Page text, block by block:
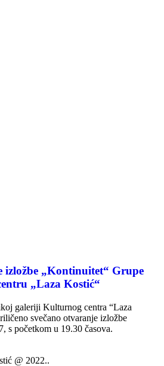
„Kontinuitet“ Grupe
„Laza Kostić“
galeriji Kulturnog centra “Laza
svečano otvaranje izložbe
s početkom u 19.30 časova.
@ 2022..